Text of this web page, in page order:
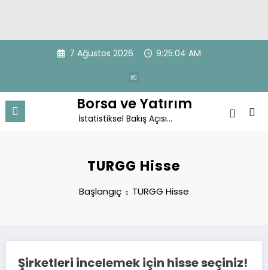
7 Ağustos 2026 9:25:04 AM
Borsa ve Yatırım
İstatistiksel Bakış Açısı…
TURGG Hisse
Başlangıç TURGG Hisse
Şirketleri incelemek için hisse seçiniz!